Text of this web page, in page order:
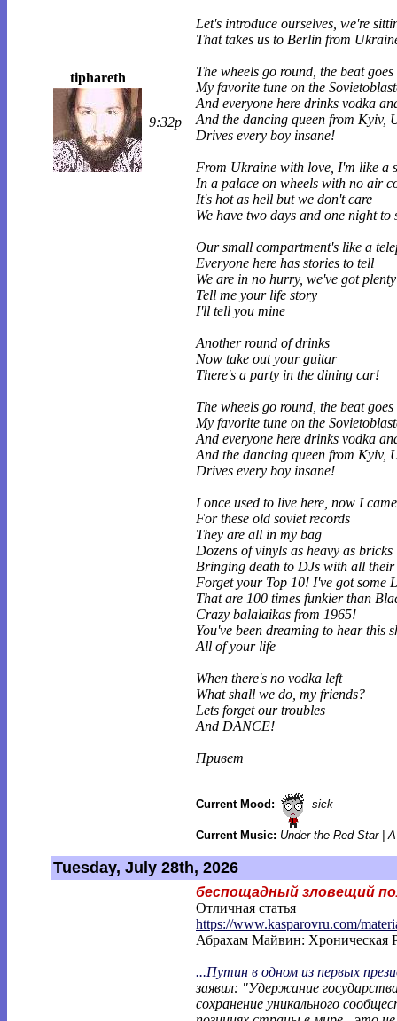
tiphareth
9:32p
Let's introduce ourselves, we're
That takes us to Berlin from
The wheels go round, the beat goes
My favorite tune on the
And everyone here drinks vodka
And the dancing queen from Kyiv,
Drives every boy insane!
From Ukraine with love, I'm like a
In a palace on wheels with no air
It's hot as hell but we don't care
We have two days and one night to
Our small compartment's like a
Everyone here has stories to tell
We are in no hurry, we've got
Tell me your life story
I'll tell you mine
Another round of drinks
Now take out your guitar
There's a party in the dining car!
The wheels go round, the beat goes
My favorite tune on the
And everyone here drinks vodka
And the dancing queen from Kyiv,
Drives every boy insane!
I once used to live here, now I
For these old soviet records
They are all in my bag
Dozens of vinyls as heavy as bricks
Bringing death to DJs with all
Forget your Top 10! I've got some
That are 100 times funkier than
Crazy balalaikas from 1965!
You've been dreaming to hear this
All of your life
When there's no vodka left
What shall we do, my friends?
Lets forget our troubles
And DANCE!
Привет
Current Mood: sick
Current Music: Under the Red Star |
Tuesday, July 28th, 2026
беспощадный зловещий
Отличная статья
https://www.kasparovru.com/
Абрахам Майвин: Хроническая
...Путин в одном из первых
заявил: "Удержание
сохранение уникального